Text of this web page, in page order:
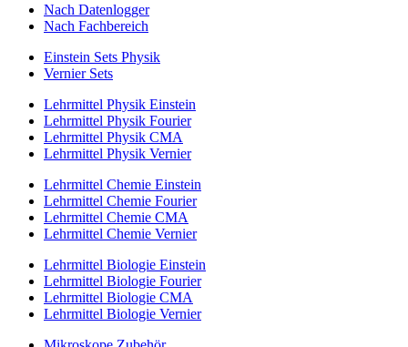
Nach Datenlogger
Nach Fachbereich
Einstein Sets Physik
Vernier Sets
Lehrmittel Physik Einstein
Lehrmittel Physik Fourier
Lehrmittel Physik CMA
Lehrmittel Physik Vernier
Lehrmittel Chemie Einstein
Lehrmittel Chemie Fourier
Lehrmittel Chemie CMA
Lehrmittel Chemie Vernier
Lehrmittel Biologie Einstein
Lehrmittel Biologie Fourier
Lehrmittel Biologie CMA
Lehrmittel Biologie Vernier